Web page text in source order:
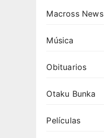
Macross News
Música
Obituarios
Otaku Bunka
Películas